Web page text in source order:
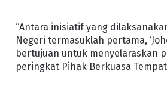
“Antara inisiatif yang
Negeri termasuklah pertama,
bertujuan untuk menyelaraskan
peringkat Pihak Berkuasa